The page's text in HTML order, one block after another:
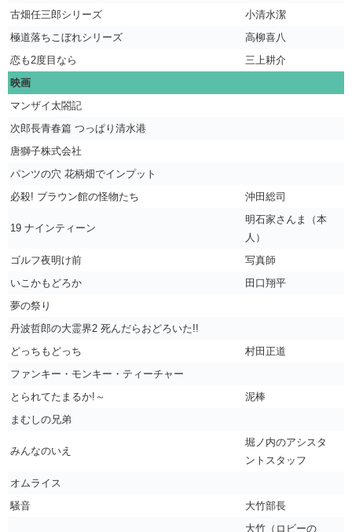
古畑任三郎シリーズ
小清水潔
極道落ちこぼれシリーズ
高柳喜八
恋も2度目なら
三上耕介
映画
マンザイ太閤記
次郎長青春篇 つっぱり清水港
唐獅子株式会社
パンツの穴 花柄畑でインプット
必殺! ブラウン館の怪物たち
沖田総司
19 ナインティーン
明石家さんま（本
人）
ゴルフ夜明け前
写真師
いこかもどろか
田口翔平
夢の祭り
丹波哲郎の大霊界2 死んだらおどろいた!!
どっちもどっち
村田正道
ファンキー・モンキー・ティーチャー
とられてたまるか!～
泥棒
まむしの兄弟
みんなのいえ
堀ノ内のアシスタ
ントスタッフ
オムライス
騒音
大竹部長
大竹（ロビーの